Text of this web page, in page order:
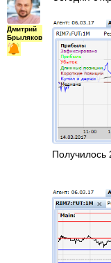
Дмитрий
Брыляков
Получилось